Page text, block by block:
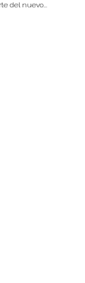
del nuevo...